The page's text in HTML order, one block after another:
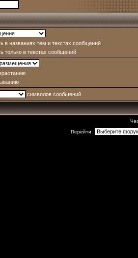
в названиях тем и текстах сообщений
только в текстах сообщений
символов сообщений
Перейти: